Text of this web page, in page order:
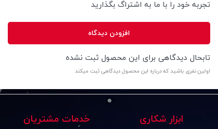
تجربه خود را با ما به اشتراگ بگذارید
افزودن دیدگاه
تابحال دیدگاهی برای این محصول ثبت نشده
اولین نفری باشید که درباره این محصول دیدگاهی ثبت میکند
ابزار شکاری خدمات مشتریان